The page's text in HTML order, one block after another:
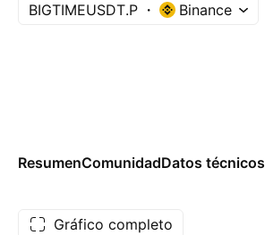
BIGTIMEUSDT.P Binance
ResumenComunidadDatos técnicos
Gráfico completo